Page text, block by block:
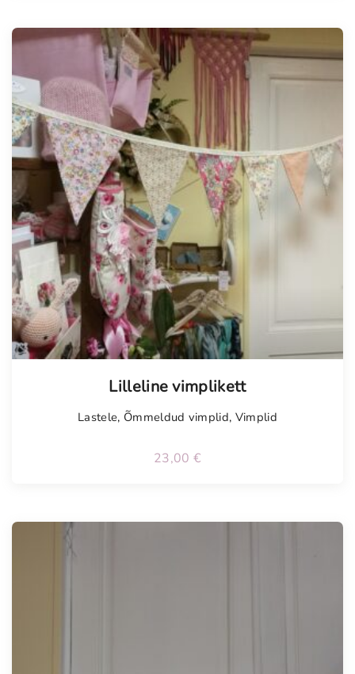
Lilleline vimplikett
Lastele, Õmmeldud vimplid, Vimplid
23,00 €